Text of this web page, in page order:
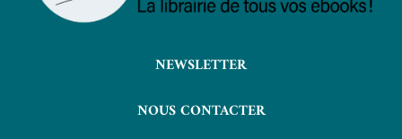
NEWSLETTER
NOUS CONTACTER